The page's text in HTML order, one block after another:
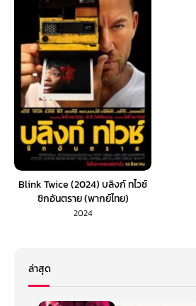
Blink Twice (2024) บลิงก์ ทไวซ์
ซิกอันตราย (พากย์ไทย)
2024
ล่าสุด